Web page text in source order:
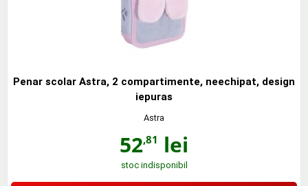
Penar scolar Astra, 2 compartimente, neechipat, design
iepuras
Astra
52,81 lei
stoc indisponibil